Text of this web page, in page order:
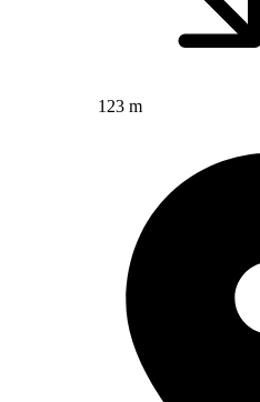
123 m